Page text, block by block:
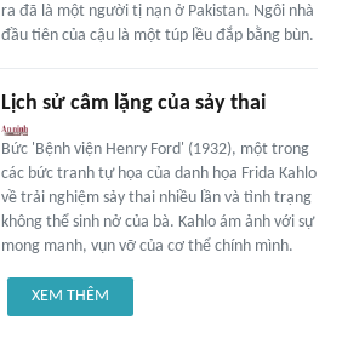
ra đã là một người tị nạn ở Pakistan. Ngôi nhà
đầu tiên của cậu là một túp lều đắp bằng bùn.
Lịch sử câm lặng của sảy thai
Bức 'Bệnh viện Henry Ford' (1932), một trong
các bức tranh tự họa của danh họa Frida Kahlo
về trải nghiệm sảy thai nhiều lần và tình trạng
không thể sinh nở của bà. Kahlo ám ảnh với sự
mong manh, vụn vỡ của cơ thể chính mình.
XEM THÊM